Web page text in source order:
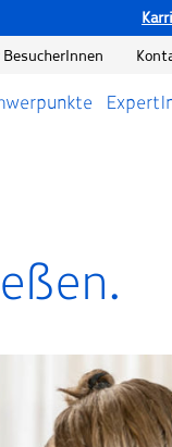
BesucherInnen